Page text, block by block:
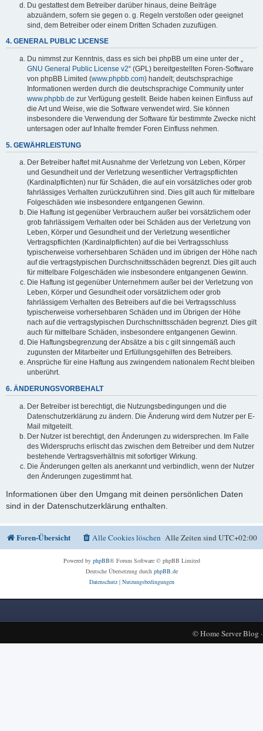
Du gestattest dem Betreiber darüber hinaus, deine Beiträge
abzuändern, sofern sie gegen o. g. Regeln verstoßen oder geeignet
sind, dem Betreiber oder einem Dritten Schaden zuzufügen.
4. GENERAL PUBLIC LICENSE
Du nimmst zur Kenntnis, dass es sich bei phpBB um eine unter der „
GNU General Public License v2“ (GPL) bereitgestellten Foren-Software
von phpBB Limited (www.phpbb.com) handelt; deutschsprachige
Informationen werden durch die deutschsprachige Community unter
www.phpbb.de zur Verfügung gestellt. Beide haben keinen Einfluss auf
die Art und Weise, wie die Software verwendet wird. Sie können
insbesondere die Verwendung der Software für bestimmte Zwecke nicht
untersagen oder auf Inhalte fremder Foren Einfluss nehmen.
5. GEWÄHRLEISTUNG
Der Betreiber haftet mit Ausnahme der Verletzung von Leben, Körper
und Gesundheit und der Verletzung wesentlicher Vertragspflichten
(Kardinalpflichten) nur für Schäden, die auf ein vorsätzliches oder grob
fahrlässiges Verhalten zurückzuführen sind. Dies gilt auch für mittelbare
Folgeschäden wie insbesondere entgangenen Gewinn.
Die Haftung ist gegenüber Verbrauchern außer bei vorsätzlichem oder
grob fahrlässigem Verhalten oder bei Schäden aus der Verletzung von
Leben, Körper und Gesundheit und der Verletzung wesentlicher
Vertragspflichten (Kardinalpflichten) auf die bei Vertragsschluss
typischerweise vorhersehbaren Schäden und im übrigen der Höhe nach
auf die vertragstypischen Durchschnittsschäden begrenzt. Dies gilt auch
für mittelbare Folgeschäden wie insbesondere entgangenen Gewinn.
Die Haftung ist gegenüber Unternehmern außer bei der Verletzung von
Leben, Körper und Gesundheit oder vorsätzlichem oder grob
fahrlässigem Verhalten des Betreibers auf die bei Vertragsschluss
typischerweise vorhersehbaren Schäden und im Übrigen der Höhe
nach auf die vertragstypischen Durchschnittsschäden begrenzt. Dies gilt
auch für mittelbare Schäden, insbesondere entgangenen Gewinn.
Die Haftungsbegrenzung der Absätze a bis c gilt sinngemäß auch
zugunsten der Mitarbeiter und Erfüllungsgehilfen des Betreibers.
Ansprüche für eine Haftung aus zwingendem nationalem Recht bleiben
unberührt.
6. ÄNDERUNGSVORBEHALT
Der Betreiber ist berechtigt, die Nutzungsbedingungen und die
Datenschutzerklärung zu ändern. Die Änderung wird dem Nutzer per E-
Mail mitgeteilt.
Der Nutzer ist berechtigt, den Änderungen zu widersprechen. Im Falle
des Widerspruchs erlischt das zwischen dem Betreiber und dem Nutzer
bestehende Vertragsverhältnis mit sofortiger Wirkung.
Die Änderungen gelten als anerkannt und verbindlich, wenn der Nutzer
den Änderungen zugestimmt hat.
Informationen über den Umgang mit deinen persönlichen Daten
sind in der Datenschutzerklärung enthalten.
Foren-Übersicht Alle Zeiten sindUTC+02:00
Alle Cookies löschen
Powered by phpBB® Forum Software © phpBB Limited
Deutsche Übersetzung durch phpBB.de
Datenschutz| Nutzungsbedingungen
©Home Server Blog